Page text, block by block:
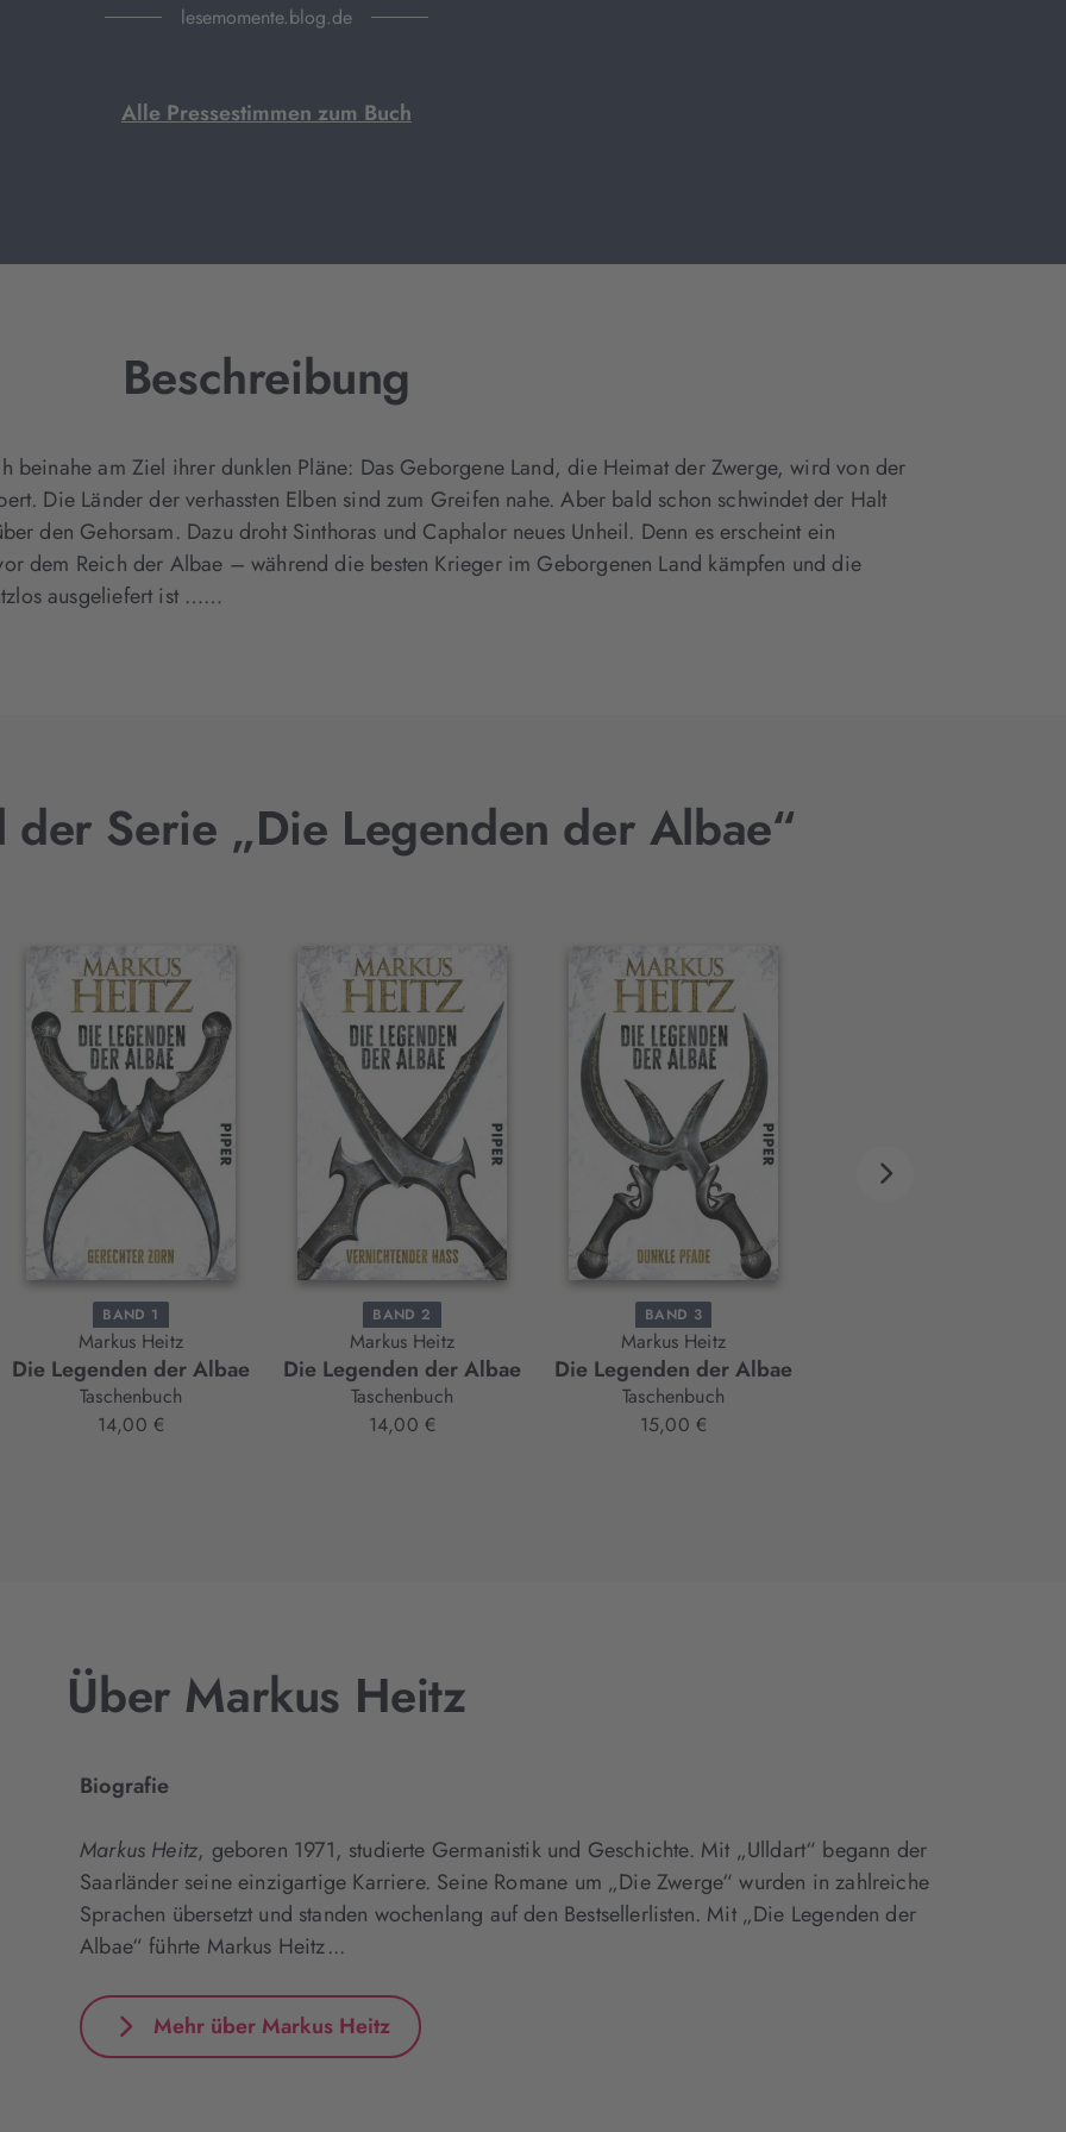
lesemomente.blog.de
Alle Pressestimmen zum Buch
Beschreibung
beinahe am Ziel ihrer dunklen Pläne: Das Geborgene Land, die Heimat der Zwerge, wird von der
Die Länder der verhassten Elben sind zum Greifen nahe. Aber bald schon schwindet der Halt
den Gehorsam. Dazu droht Sinthoras und Caphalor neues Unheil. Denn es erscheint ein
dem Reich der Albae – während die besten Krieger im Geborgenen Land kämpfen und die
ausgeliefert ist ……
Serie „Die Legenden der Albae“
BAND 1
Markus Heitz
Die Legenden der Albae
Taschenbuch
14,00 €
BAND 2
Markus Heitz
Die Legenden der Albae
Taschenbuch
14,00 €
BAND 3
Markus Heitz
Die Legenden der Albae
Taschenbuch
15,00 €
Über Markus Heitz
Biografie
Markus Heitz, geboren 1971, studierte Germanistik und Geschichte. Mit „Ulldart“ begann der
Saarländer seine einzigartige Karriere. Seine Romane um „Die Zwerge“ wurden in zahlreiche
Sprachen übersetzt und standen wochenlang auf den Bestsellerlisten. Mit „Die Legenden der
Albae“ führte Markus Heitz...
Mehr über Markus Heitz